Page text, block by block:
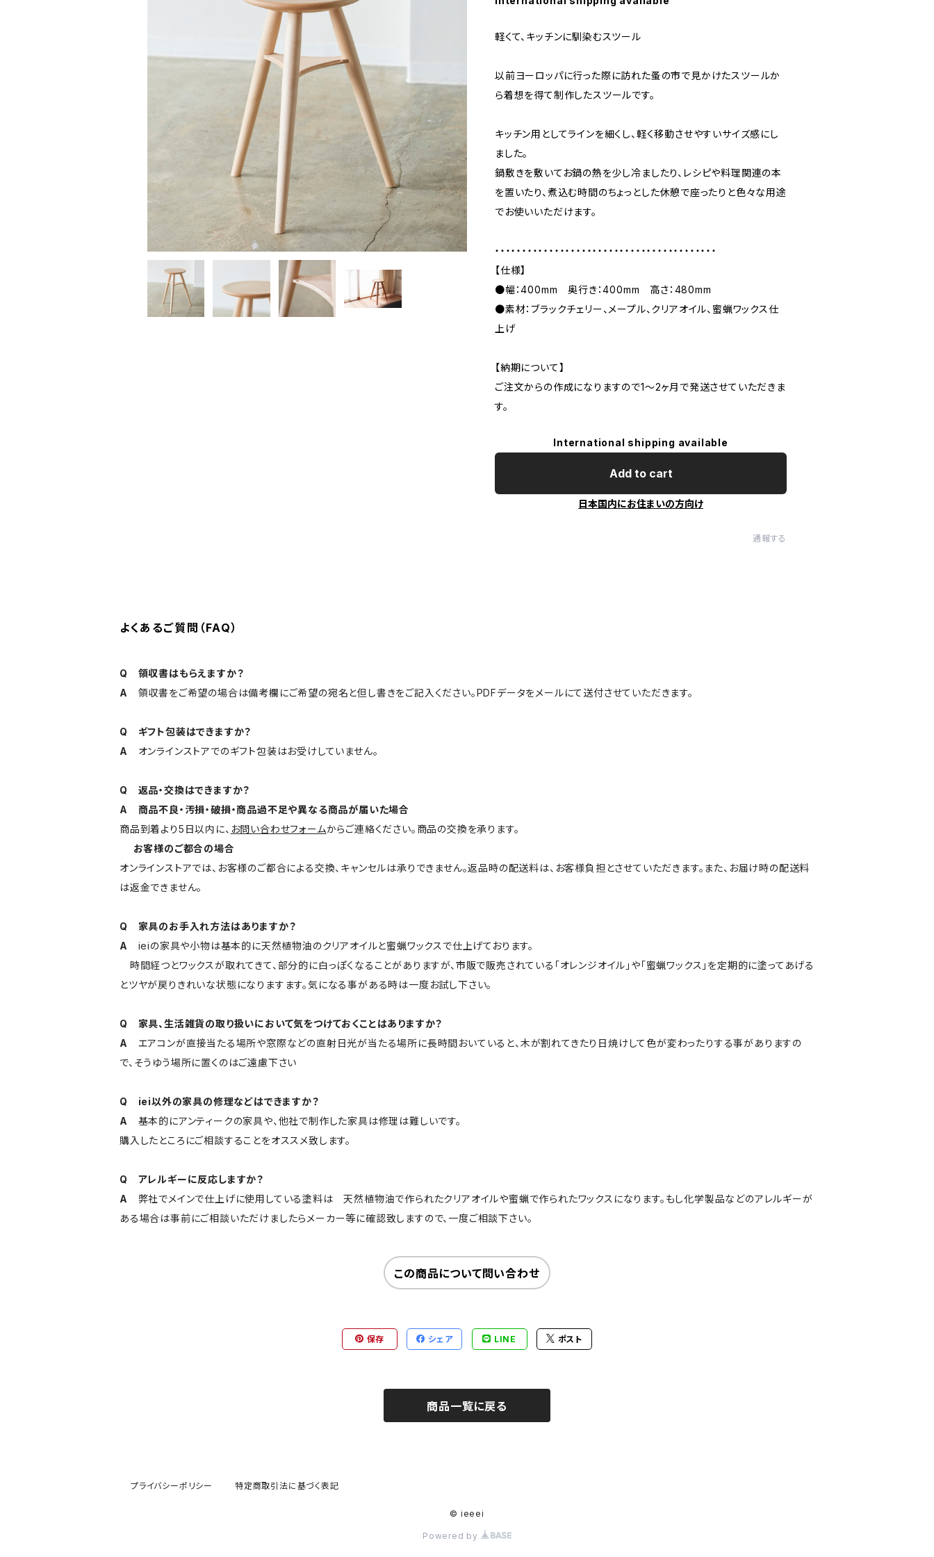
軽くて、キッチンに馴染むスツール
以前ヨーロッパに行った際に訪れた蚤の市で見かけたスツールか
ら着想を得て制作したスツールです。
キッチン用としてラインを細くし、軽く移動させやすいサイズ感にし
ました。
鍋敷きを敷いてお鍋の熱を少し冷ましたり、レシピや料理関連の本
を置いたり、煮込む時間のちょっとした休憩で座ったりと色々な用途
でお使いいただけます。
・・・・・・・・・・・・・・・・・・・・・・・・・・・・・・・・・・・・・・・・・
【仕様】
●幅：400mm 奥行き：400mm 高さ：480mm
●素材：ブラックチェリー、メープル、クリアオイル、蜜蝋ワックス仕
上げ
【納期について】
ご注文からの作成になりますので1〜2ヶ月で発送させていただきま
す。
International shipping available
Add to cart
日本国内にお住まいの方向け
通報する
よくあるご質問（FAQ）
Q 領収書はもらえますか？
A
領収書をご希望の場合は備考欄にご希望の宛名と但し書きをご記入ください。PDFデータをメールにて送付させていただきます。
Q ギフト包装はできますか？
A
オンラインストアでのギフト包装はお受けしていません。
Q 返品・交換はできますか？
A 商品不良・汚損・破損・商品過不足や異なる商品が届いた場合
商品到着より5日以内に、 お問い合わせフォームからご連絡ください。商品の交換を承ります。
お客様のご都合の場合
オンラインストアでは、お客様のご都合による交換、キャンセルは承りできません。返品時の配送料は、お客様負担とさせていただきます。また、お届け時の配送料
は返金できません。
Q 家具のお手入れ方法はありますか？
A
ieiの家具や小物は基本的に天然植物油のクリアオイルと蜜蝋ワックスで仕上げております。
時間経つとワックスが取れてきて、部分的に白っぽくなることがありますが、市販で販売されている「オレンジオイル」や「蜜蝋ワックス」を定期的に塗ってあげる
とツヤが戻りきれいな状態になりますます。気になる事がある時は一度お試し下さい。
Q 家具、生活雑貨の取り扱いにおいて気をつけておくことはありますか？
A
エアコンが直接当たる場所や窓際などの直射日光が当たる場所に長時間おいていると、木が割れてきたり日焼けして色が変わったりする事がありますの
で、そうゆう場所に置くのはご遠慮下さい
Q iei以外の家具の修理などはできますか？
A
基本的にアンティークの家具や、他社で制作した家具は修理は難しいです。
購入したところにご相談することをオススメ致します。
Q アレルギーに反応しますか？
A
弊社でメインで仕上げに使用している塗料は 天然植物油で作られたクリアオイルや蜜蝋で作られたワックスになります。もし化学製品などのアレルギーが
ある場合は事前にご相談いただけましたらメーカー等に確認致しますので、一度ご相談下さい。
この商品について問い合わせ
保存 シェア LINE ポスト
商品一覧に戻る
プライバシーポリシー 特定商取引法に基づく表記
© ieeei
Powered by